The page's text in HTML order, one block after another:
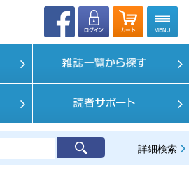
詳細検索